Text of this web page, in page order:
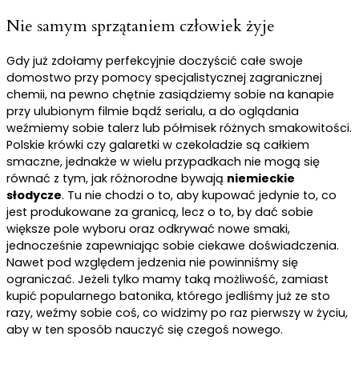
Nie samym sprzątaniem człowiek żyje
Gdy już zdołamy perfekcyjnie doczyścić całe swoje
domostwo przy pomocy specjalistycznej zagranicznej
chemii, na pewno chętnie zasiądziemy sobie na kanapie
przy ulubionym filmie bądź serialu, a do oglądania
weźmiemy sobie talerz lub półmisek różnych smakowitości.
Polskie krówki czy galaretki w czekoladzie są całkiem
smaczne, jednakże w wielu przypadkach nie mogą się
równać z tym, jak różnorodne bywają niemieckie
słodycze. Tu nie chodzi o to, aby kupować jedynie to, co
jest produkowane za granicą, lecz o to, by dać sobie
większe pole wyboru oraz odkrywać nowe smaki,
jednocześnie zapewniając sobie ciekawe doświadczenia.
Nawet pod względem jedzenia nie powinniśmy się
ograniczać. Jeżeli tylko mamy taką możliwość, zamiast
kupić popularnego batonika, którego jedliśmy już ze sto
razy, weźmy sobie coś, co widzimy po raz pierwszy w życiu,
aby w ten sposób nauczyć się czegoś nowego.